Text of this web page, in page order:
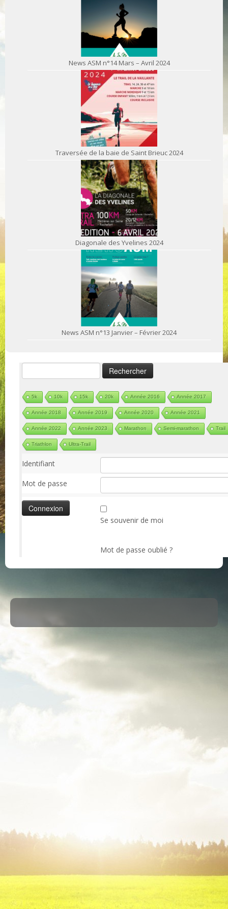
News ASM n°14 Mars – Avril 2024
Traversée de la baie de Saint Brieuc 2024
Diagonale des Yvelines 2024
News ASM n°13 Janvier – Février 2024
Rechercher :
5k 10k 15k 20k Année 2016 Année 2017
Année 2018 Année 2019 Année 2020 Année 2021
Année 2022 Année 2023 Marathon Semi-marathon Trail
Triathlon Ultra-Trail
Identifiant
Mot de passe
Se souvenir de moi
Mot de passe oublié ?